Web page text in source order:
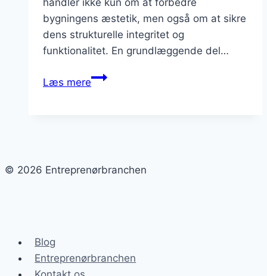
handler ikke kun om at forbedre
bygningens æstetik, men også om at sikre
dens strukturelle integritet og
funktionalitet. En grundlæggende del…
Læs mereRenovering
© 2026 Entreprenørbranchen
Blog
Entreprenørbranchen